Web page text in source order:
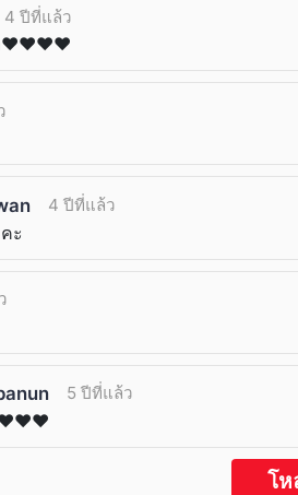
4 ปีที่แล้ว
❤️❤️❤️❤️
4 ปีที่แล้ว
ะ
5 ปีที่แล้ว
❤❤❤
โห